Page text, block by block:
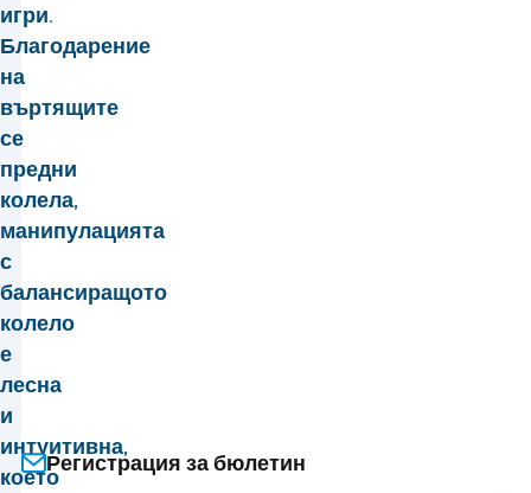
игри.
Благодарение
на
въртящите
се
предни
колела,
манипулацията
с
балансиращото
колело
е
лесна
и
интуитивна,
което
Регистрация за бюлетин